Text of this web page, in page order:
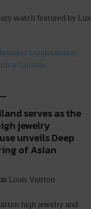
Longstanding
a Capsule
serves as the
jewelry
unveils Deep
of Asian
Louis Vuitton
high jewelry and